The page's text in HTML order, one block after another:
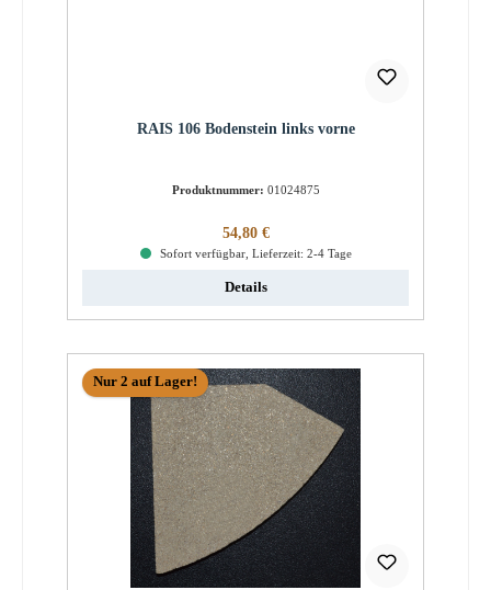
RAIS 106 Bodenstein links vorne
Produktnummer: 01024875
Regulärer Preis:
54,80 €
Sofort verfügbar, Lieferzeit: 2-4 Tage
Details
Nur 2 auf Lager!